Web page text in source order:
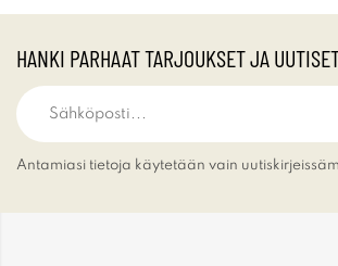
HANKI PARHAAT TARJOUKSET JA
Antamiasi tietoja käytetään vain